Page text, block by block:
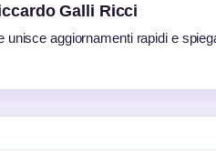
Galli Ricci
unisce aggiornamenti rapidi e